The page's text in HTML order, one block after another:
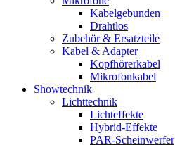
Kabelgebunden
Drahtlos
Zubehör & Ersatzteile
Kabel & Adapter
Kopfhörerkabel
Mikrofonkabel
Showtechnik
Lichttechnik
Lichteffekte
Hybrid-Effekte
PAR-Scheinwerfer